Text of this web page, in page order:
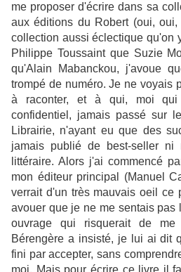
me proposer d'écrire dans sa
aux éditions du Robert (oui,
collection aussi éclectique qu'on
Philippe Toussaint que Suzie
qu'Alain Mabanckou, j'avoue
trompé de numéro. Je ne voyais
à raconter, et à qui, moi
confidentiel, jamais passé sur
Librairie, n'ayant eu que des
jamais publié de best-seller ni
littéraire. Alors j'ai commencé
mon éditeur principal (Manuel
verrait d'un très mauvais oeil ce
avouer que je ne me sentais pas
ouvrage qui risquerait de
Bérengère a insisté, je lui ai dit
fini par accepter, sans